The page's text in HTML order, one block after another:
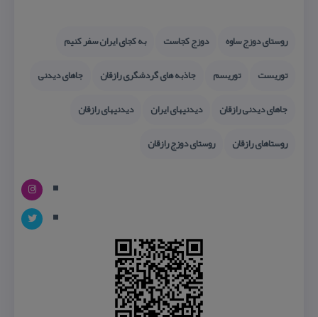
روستای دوزج ساوه دوزج كجاست
به كجای ایران سفر كنیم
توریست
توریسم جاذبه های گردشگری رازقان
جاهای دیدنی
جاهای دیدنی رازقان
دیدنیهای ایران
دیدنیهای رازقان
روستاهای رازقان
روستای دوزج رازقان